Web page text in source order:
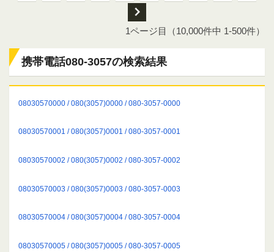
次
1ページ目（10,000件中 1-500件）
携帯電話080-3057の検索結果
08030570000 / 080(3057)0000 / 080-3057-0000
08030570001 / 080(3057)0001 / 080-3057-0001
08030570002 / 080(3057)0002 / 080-3057-0002
08030570003 / 080(3057)0003 / 080-3057-0003
08030570004 / 080(3057)0004 / 080-3057-0004
08030570005 / 080(3057)0005 / 080-3057-0005